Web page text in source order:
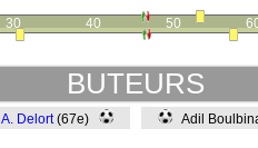
30 40 50
BUTEURS
A. Delort(67e) Adil